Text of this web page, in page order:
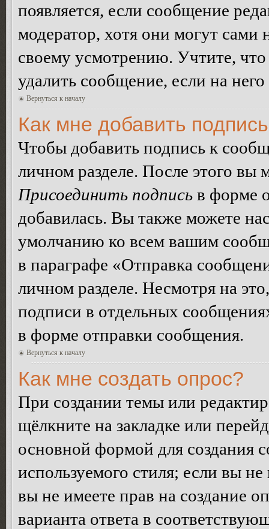
появляется, если сообщение
модератор, хотя они могут сами
своему усмотрению. Учтите,
удалить сообщение, если на
Вернуться к началу
Как мне добавить
Чтобы добавить подпись к
личном разделе. После этого
Присоединить подпись в форме
добавилась. Вы также можете
умолчанию ко всем вашим
в параграфе «Отправка
личном разделе. Несмотря на
подписи в отдельных
в форме отправки сообщения.
Вернуться к началу
Как мне создать опрос?
При создании темы или
щёлкните на закладке или
основной формой для создания
используемого стиля; если вы
вы не имеете прав на создание
варианта ответа в